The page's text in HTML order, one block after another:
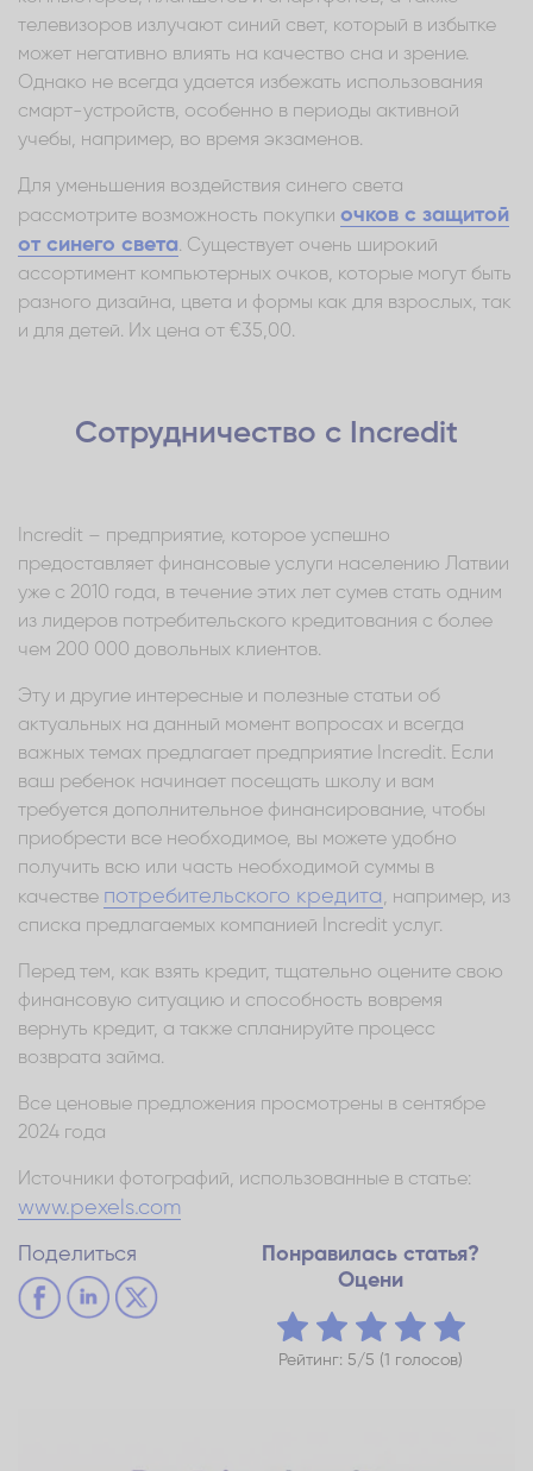
телевизоров излучают синий свет, который в избытке
может негативно влиять на качество сна и зрение.
Однако не всегда удается избежать использования
смарт-устройств, особенно в периоды активной
учебы, например, во время экзаменов.
Для уменьшения воздействия синего света
рассмотрите возможность покупки очков с защитой
от синего света. Существует очень широкий
ассортимент компьютерных очков, которые могут быть
разного дизайна, цвета и формы как для взрослых, так
и для детей. Их цена от €35,00.
Сотрудничество с Incredit
Incredit – предприятие, которое успешно
предоставляет финансовые услуги населению Латвии
уже с 2010 года, в течение этих лет сумев стать одним
из лидеров потребительского кредитования с более
чем 200 000 довольных клиентов.
Эту и другие интересные и полезные статьи об
актуальных на данный момент вопросах и всегда
важных темах предлагает предприятие Incredit. Если
ваш ребенок начинает посещать школу и вам
требуется дополнительное финансирование, чтобы
приобрести все необходимое, вы можете удобно
получить всю или часть необходимой суммы в
качестве потребительского кредита, например, из
списка предлагаемых компанией Incredit услуг.
Перед тем, как взять кредит, тщательно оцените свою
финансовую ситуацию и способность вовремя
вернуть кредит, а также спланируйте процесс
возврата займа.
Все ценовые предложения просмотрены в сентябре
2024 года
Источники фотографий, использованные в статье:
www.pexels.com
Поделиться
Понравилась статья?
Оцени
Рейтинг: 5/5 (1 голосов)